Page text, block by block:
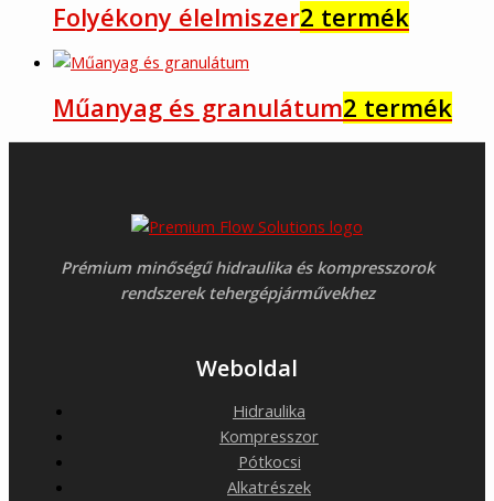
Folyékony élelmiszer2 termék
Műanyag és granulátum2 termék
Prémium minőségű hidraulika és kompresszorok
rendszerek tehergépjárművekhez
Weboldal
Hidraulika
Kompresszor
Pótkocsi
Alkatrészek